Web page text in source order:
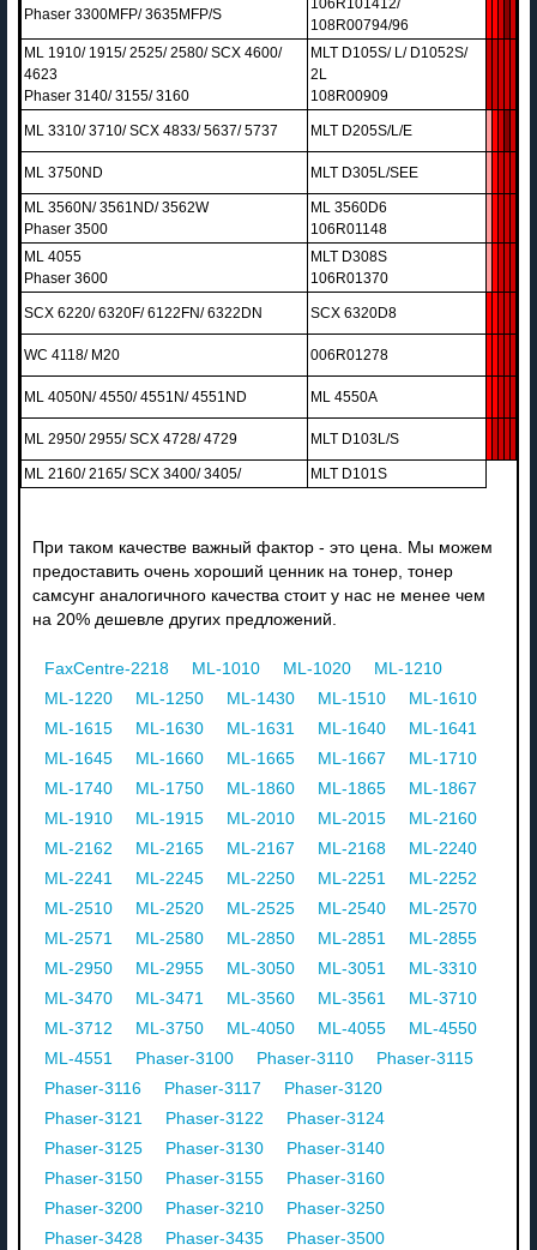
Phaser 3300MFP/ 3635MFP/S
106R101412/
108R00794/96
ML 1910/ 1915/ 2525/ 2580/ SCX 4600/
4623
Phaser 3140/ 3155/ 3160
MLT D105S/ L/ D1052S/
2L
108R00909
ML 3310/ 3710/ SCX 4833/ 5637/ 5737 MLT D205S/L/E
ML 3750ND MLT D305L/SEE
ML 3560N/ 3561ND/ 3562W
Phaser 3500
ML 3560D6
106R01148
ML 4055
Phaser 3600
MLT D308S
106R01370
SCX 6220/ 6320F/ 6122FN/ 6322DN SCX 6320D8
WC 4118/ M20 006R01278
ML 4050N/ 4550/ 4551N/ 4551ND ML 4550A
ML 2950/ 2955/ SCX 4728/ 4729 MLT D103L/S
ML 2160/ 2165/ SCX 3400/ 3405/ MLT D101S
При таком качестве важный фактор - это цена. Мы можем
предоставить очень хороший ценник на тонер, тонер
самсунг аналогичного качества стоит у нас не менее чем
на 20% дешевле других предложений.
FaxCentre-2218 ML-1010 ML-1020
ML-1210
ML-1220
ML-1250 ML-1430 ML-1510
ML-1610
ML-1615
ML-1630 ML-1631 ML-1640
ML-1641
ML-1645
ML-1660 ML-1665 ML-1667
ML-1710
ML-1740
ML-1750 ML-1860 ML-1865
ML-1867
ML-1910
ML-1915 ML-2010 ML-2015
ML-2160
ML-2162
ML-2165 ML-2167 ML-2168
ML-2240
ML-2241
ML-2245 ML-2250 ML-2251
ML-2252
ML-2510
ML-2520 ML-2525 ML-2540
ML-2570
ML-2571
ML-2580 ML-2850 ML-2851
ML-2855
ML-2950
ML-2955 ML-3050 ML-3051
ML-3310
ML-3470
ML-3471 ML-3560 ML-3561
ML-3710
ML-3712
ML-3750 ML-4050 ML-4055
ML-4550
ML-4551
Phaser-3100 Phaser-3110
Phaser-3115
Phaser-3116
Phaser-3117
Phaser-3120
Phaser-3121
Phaser-3122
Phaser-3124
Phaser-3125
Phaser-3130
Phaser-3140
Phaser-3150
Phaser-3155
Phaser-3160
Phaser-3200
Phaser-3210
Phaser-3250
Phaser-3428
Phaser-3435
Phaser-3500